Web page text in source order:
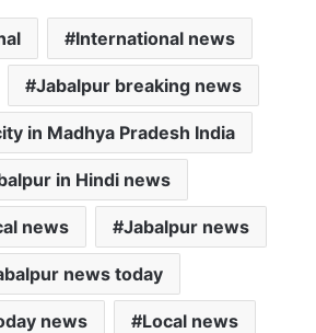
a
i
l
International news
Jabalpur breaking news
in Madhya Pradesh India
in Hindi news
news Jabalpur news
news today
news Local news